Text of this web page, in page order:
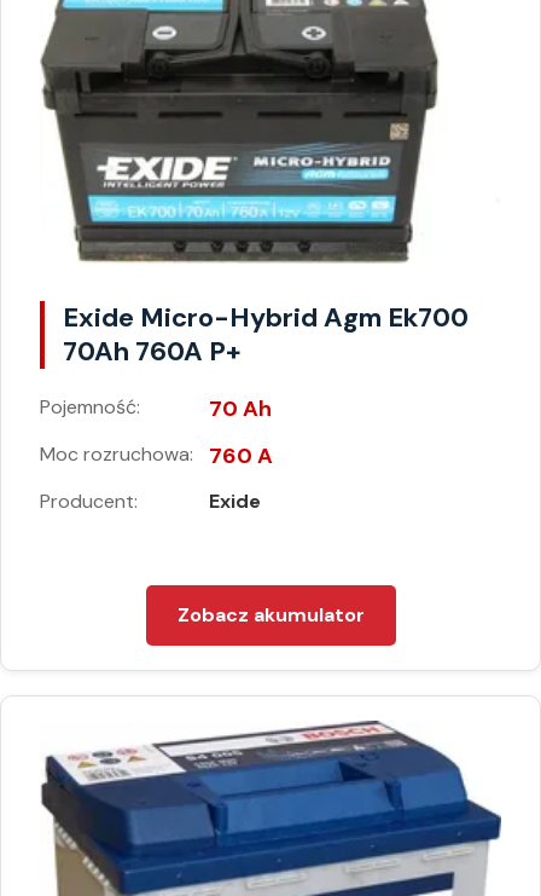
Exide Micro-Hybrid Agm Ek700
70Ah 760A P+
Pojemność: 70 Ah
Moc rozruchowa: 760 A
Producent: Exide
Zobacz akumulator